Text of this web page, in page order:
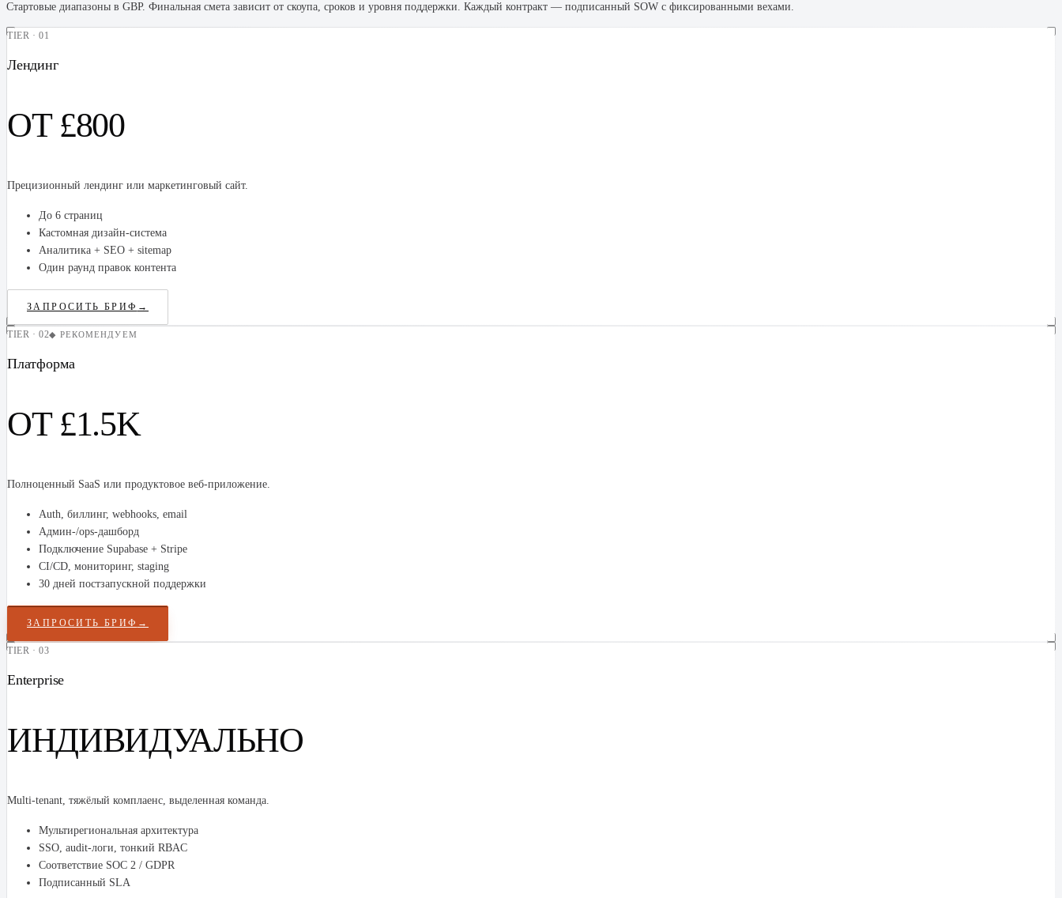
Стартовые диапазоны в GBP. Финальная смета зависит от скоупа, сроков и уровня поддержки. Каждый контракт — подписанный SOW с фиксированными вехами.
TIER · 01
Лендинг
ОТ £800
Прецизионный лендинг или маркетинговый сайт.
До 6 страниц
Кастомная дизайн-система
Аналитика + SEO + sitemap
Один раунд правок контента
ЗАПРОСИТЬ БРИФ →
TIER · 02◆ РЕКОМЕНДУЕМ
Платформа
ОТ £1.5K
Полноценный SaaS или продуктовое веб-приложение.
Auth, биллинг, webhooks, email
Админ-/ops-дашборд
Подключение Supabase + Stripe
CI/CD, мониторинг, staging
30 дней постзапускной поддержки
ЗАПРОСИТЬ БРИФ →
TIER · 03
Enterprise
ИНДИВИДУАЛЬНО
Multi-tenant, тяжёлый комплаенс, выделенная команда.
Мультирегиональная архитектура
SSO, audit-логи, тонкий RBAC
Соответствие SOC 2 / GDPR
Подписанный SLA